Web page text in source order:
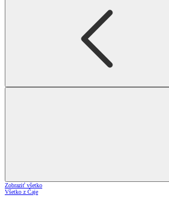
Zobraziť všetko
Všetko z Čaje